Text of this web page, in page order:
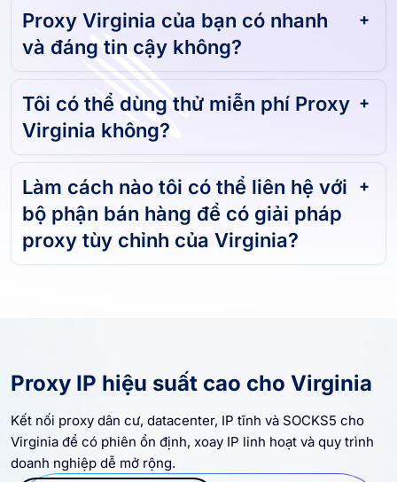
Proxy Virginia của bạn có nhanh
và đáng tin cậy không?
Tôi có thể dùng thử miễn phí Proxy
Virginia không?
Làm cách nào tôi có thể liên hệ với
bộ phận bán hàng để có giải pháp
proxy tùy chỉnh của Virginia?
Proxy IP hiệu suất cao cho Virginia
Kết nối proxy dân cư, datacenter, IP tĩnh và SOCKS5 cho
Virginia để có phiên ổn định, xoay IP linh hoạt và quy trình
doanh nghiệp dễ mở rộng.